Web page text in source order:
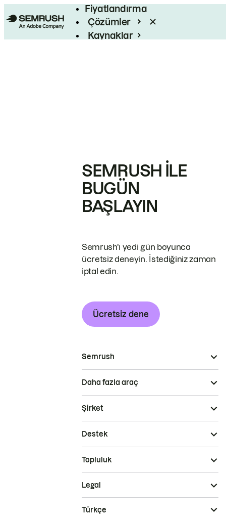
Fiyatlandırma
Çözümler
Kaynaklar
SEMRUSH ILE
BUGÜN
BAŞLAYIN
Semrush'ı yedi gün boyunca
ücretsiz deneyin. İstediğiniz zaman
iptal edin.
Ücretsiz dene
Semrush
Daha fazla araç
Şirket
Destek
Topluluk
Legal
Türkçe